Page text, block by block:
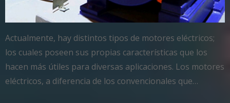
Actualmente, hay distintos tipos de motores eléctricos;
los cuales poseen sus propias características que los
hacen más útiles para diversas aplicaciones. Los motores
eléctricos, a diferencia de los convencionales que…